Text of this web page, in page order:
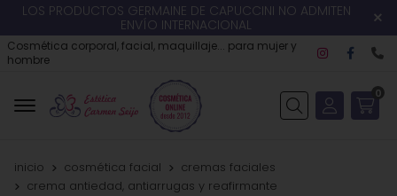
LOS PRODUCTOS GERMAINE DE CAPUCCINI NO ADMITEN
ENVÍO INTERNACIONAL
Cosmética corporal, facial, maquillaje... para mujer y
hombre
Buscar
0
inicio cosmética facial
cremas faciales
crema antiedad, antiarrugas y reafirmante